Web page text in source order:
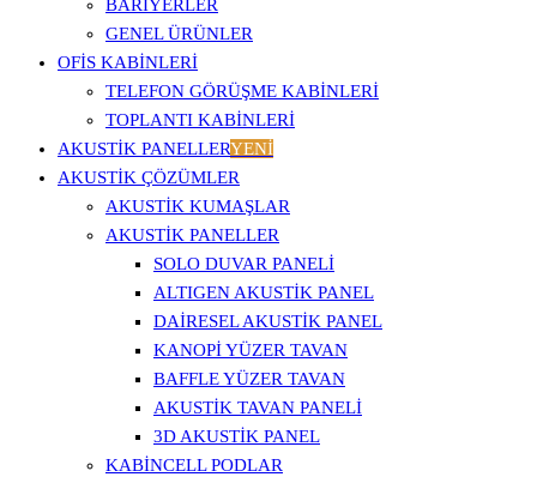
BARIYERLER
GENEL ÜRÜNLER
OFİS KABİNLERİ
TELEFON GÖRÜŞME KABINLERI
TOPLANTI KABINLERI
AKUSTİK PANELLERYENİ
AKUSTIK ÇÖZÜMLER
AKUSTIK KUMAŞLAR
AKUSTIK PANELLER
SOLO DUVAR PANELI
ALTIGEN AKUSTIK PANEL
DAIRESEL AKUSTIK PANEL
KANOPI YÜZER TAVAN
BAFFLE YÜZER TAVAN
AKUSTIK TAVAN PANELI
3D AKUSTIK PANEL
KABINCELL PODLAR